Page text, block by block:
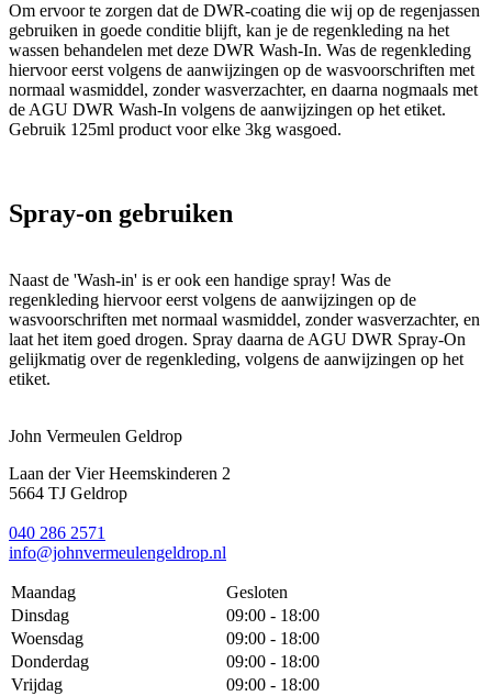
Om ervoor te zorgen dat de DWR-coating die wij op de regenjassen
gebruiken in goede conditie blijft, kan je de regenkleding na het
wassen behandelen met deze DWR Wash-In. Was de regenkleding
hiervoor eerst volgens de aanwijzingen op de wasvoorschriften met
normaal wasmiddel, zonder wasverzachter, en daarna nogmaals met
de AGU DWR Wash-In volgens de aanwijzingen op het etiket.
Gebruik 125ml product voor elke 3kg wasgoed.
Spray-on gebruiken
Naast de 'Wash-in' is er ook een handige spray! Was de
regenkleding hiervoor eerst volgens de aanwijzingen op de
wasvoorschriften met normaal wasmiddel, zonder wasverzachter, en
laat het item goed drogen. Spray daarna de AGU DWR Spray-On
gelijkmatig over de regenkleding, volgens de aanwijzingen op het
etiket.
John Vermeulen Geldrop
Laan der Vier Heemskinderen 2
5664 TJ Geldrop
040 286 2571
info@johnvermeulengeldrop.nl
Maandag
Gesloten
Dinsdag
09:00 - 18:00
Woensdag
09:00 - 18:00
Donderdag
09:00 - 18:00
Vrijdag
09:00 - 18:00